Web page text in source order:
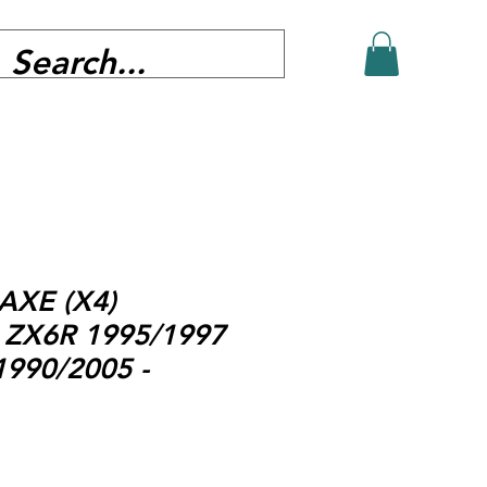
(X4)
1995/1997
2005 -